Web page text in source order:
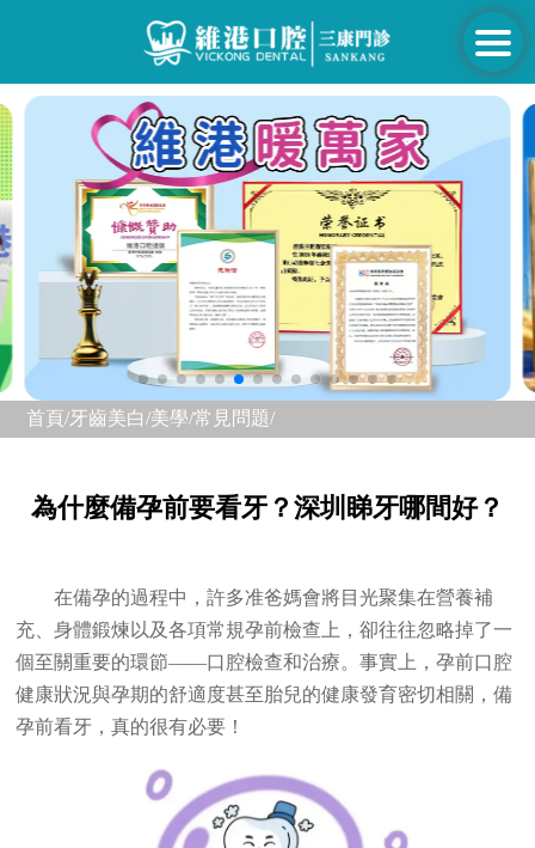
首頁/牙齒美白/美學/常見問題/
為什麼備孕前要看牙？深圳睇牙哪間好？
在備孕的過程中，許多准爸媽會將目光聚集在營養補
充、身體鍛煉以及各項常規孕前檢查上，卻往往忽略掉了一
個至關重要的環節——口腔檢查和治療。事實上，孕前口腔
健康狀況與孕期的舒適度甚至胎兒的健康發育密切相關，備
孕前看牙，真的很有必要！